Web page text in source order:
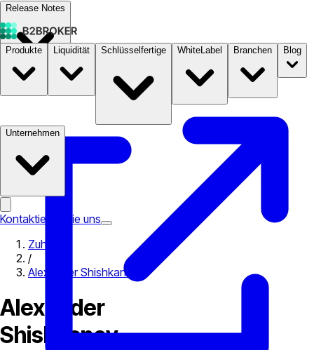
Release Notes
Dokumentation B2STORE
Produkte Liquidität Schlüsselfertige WhiteLabel Branchen Blog
Unternehmen
Kontaktieren Sie uns
Zuhause
/
Alexander Shishkanov
Alexander
Shishkanov